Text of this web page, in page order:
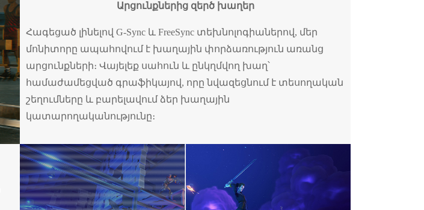
Արցունքներից զերծ խաղեր
Հագեցած լինելով G-Sync և FreeSync տեխնոլոգիաներով, մեր
մոնիտորը ապահովում է խաղային փորձառություն առանց
արցունքների։ Վայելեք սահուն և ընկղմվող խաղ՝
համաժամեցված գրաֆիկայով, որը նվազեցնում է տեսողական
շեղումները և բարելավում ձեր խաղային
կատարողականությունը։